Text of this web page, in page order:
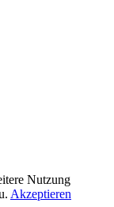
Nutzung
Akzeptieren